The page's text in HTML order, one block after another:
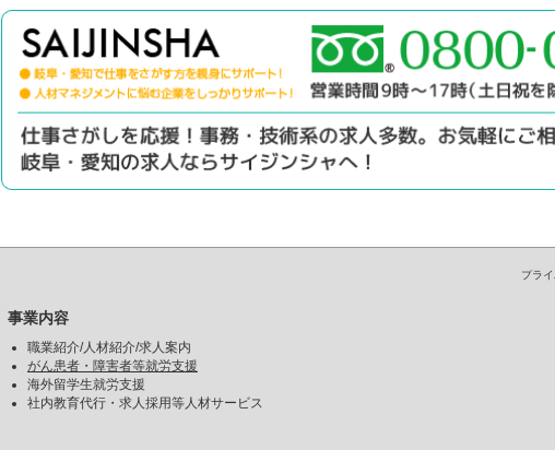
事業内容
職業紹介/人材紹介/求人案内
がん患者・障害者等就労支援
海外留学生就労支援
社内教育代行・求人採用等人材サービス
プラ